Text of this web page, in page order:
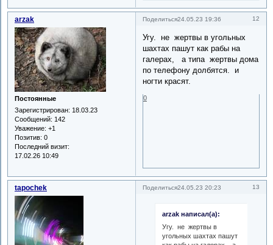
Поделиться 12
24.05.23 19:36
arzak
Постоянные
Зарегистрирован: 18.03.23
Сообщений: 142
Уважение: +1
Позитив: 0
Последний визит:
17.02.26 10:49
Угу. не жертвы в угольных
шахтах пашут как рабы на
галерах, а типа жертвы дома
по телефону долбятся. и
ногти красят.
0
Поделиться 13
24.05.23 20:23
tapochek
arzak написал(а):
Угу. не жертвы в
угольных шахтах пашут